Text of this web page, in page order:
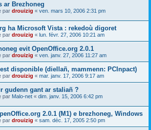
ar Brezhoneg
par drouizig « ven. mars 10, 2006 2:31 pm
ha Microsoft Vista : rekedoù digoret
par drouizig « lun. févr. 27, 2006 10:21 am
evit OpenOffice.org 2.0.1
par drouizig « ven. janv. 27, 2006 11:27 am
disponible (diellañ, mammenn: PCInpact)
par drouizig « mar. janv. 17, 2006 9:17 am
gudenn gant ar staliañ ?
par Malo-net « dim. janv. 15, 2006 6:42 pm
2.0.1 (M1) e brezhoneg, Windows
par drouizig « sam. déc. 17, 2005 2:50 pm